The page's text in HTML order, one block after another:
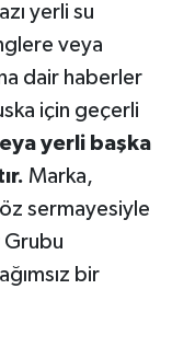
yerli su
veya
dair haberler
için geçerli
yerli başka
Marka,
sermayesiyle
Grubu
bir